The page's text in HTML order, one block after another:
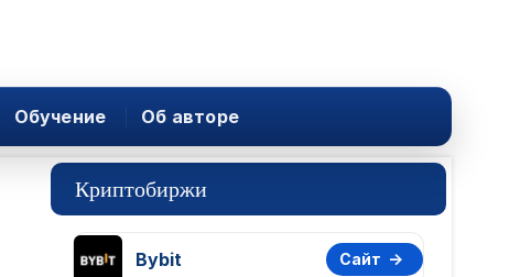
Обучение Об авторе
Криптобиржи
Bybit Сайт